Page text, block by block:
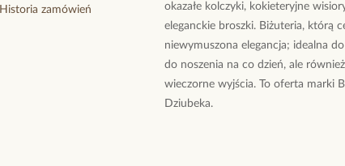
Historia zamówień
okazałe kolczyki, kokieteryjne
eleganckie broszki. Biżuteria, którą
niewymuszona elegancja; idealna
do noszenia na co dzień, ale
wieczorne wyjścia. To oferta marki
Dziubeka.